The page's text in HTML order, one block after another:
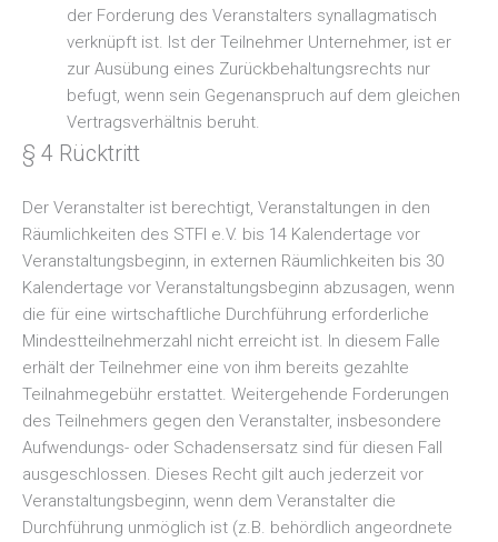
der Forderung des Veranstalters synallagmatisch
verknüpft ist. Ist der Teilnehmer Unternehmer, ist er
zur Ausübung eines Zurückbehaltungsrechts nur
befugt, wenn sein Gegenanspruch auf dem gleichen
Vertragsverhältnis beruht.
§ 4 Rücktritt
Der Veranstalter ist berechtigt, Veranstaltungen in den
Räumlichkeiten des STFI e.V. bis 14 Kalendertage vor
Veranstaltungsbeginn, in externen Räumlichkeiten bis 30
Kalendertage vor Veranstaltungsbeginn abzusagen, wenn
die für eine wirtschaftliche Durchführung erforderliche
Mindestteilnehmerzahl nicht erreicht ist. In diesem Falle
erhält der Teilnehmer eine von ihm bereits gezahlte
Teilnahmegebühr erstattet. Weitergehende Forderungen
des Teilnehmers gegen den Veranstalter, insbesondere
Aufwendungs- oder Schadensersatz sind für diesen Fall
ausgeschlossen. Dieses Recht gilt auch jederzeit vor
Veranstaltungsbeginn, wenn dem Veranstalter die
Durchführung unmöglich ist (z.B. behördlich angeordnete